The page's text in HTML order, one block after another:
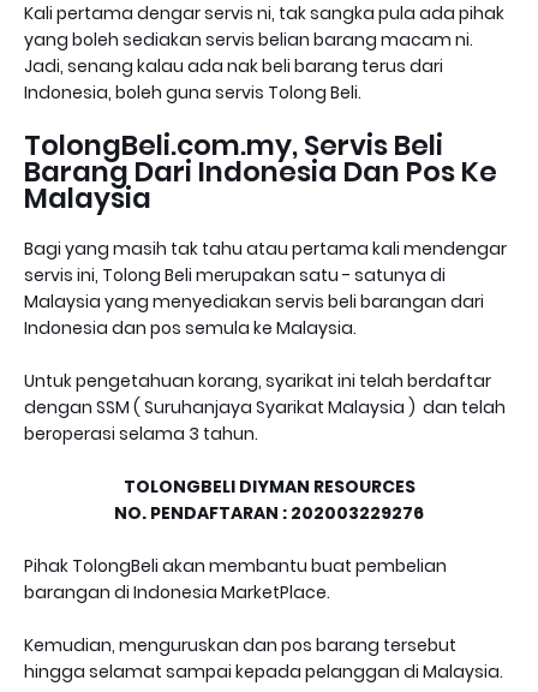
Kali pertama dengar servis ni, tak sangka pula ada pihak
yang boleh sediakan servis belian barang macam ni.
Jadi, senang kalau ada nak beli barang terus dari
Indonesia, boleh guna servis Tolong Beli.
TolongBeli.com.my, Servis Beli
Barang Dari Indonesia Dan Pos Ke
Malaysia
Bagi yang masih tak tahu atau pertama kali mendengar
servis ini, Tolong Beli merupakan satu - satunya di
Malaysia yang menyediakan servis beli barangan dari
Indonesia dan pos semula ke Malaysia.
Untuk pengetahuan korang, syarikat ini telah berdaftar
dengan SSM ( Suruhanjaya Syarikat Malaysia ) dan telah
beroperasi selama 3 tahun.
TOLONGBELI DIYMAN RESOURCES
NO. PENDAFTARAN : 202003229276
Pihak TolongBeli akan membantu buat pembelian
barangan di Indonesia MarketPlace.
Kemudian, menguruskan dan pos barang tersebut
hingga selamat sampai kepada pelanggan di Malaysia.